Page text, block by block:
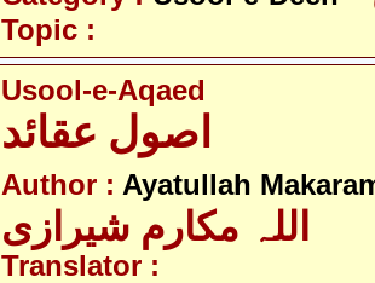
Topic :
Usool-e-Aqaed
اصول عقائد
Author : Ayatullah
اللہ مکارم شیرازی
Translator :